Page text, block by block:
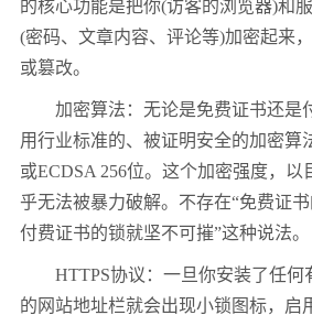
的核心功能是把你(访客的浏览器)和
(密码、文章内容、评论等)加密起来
或篡改。
加密算法：无论是免费证书还是
用行业标准的、被证明安全的加密算
或ECDSA 256位。这个加密强度，
乎无法被暴力破解。不存在“免费证书
付费证书的锁就坚不可摧”这种说法。
HTTPS协议：一旦你安装了任何
的网站地址栏就会出现小锁图标，启